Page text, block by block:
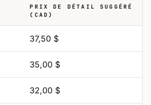
PRIX DE DÉTAIL SUGGÉRÉ
(CAD)
37,50 $
35,00 $
32,00 $